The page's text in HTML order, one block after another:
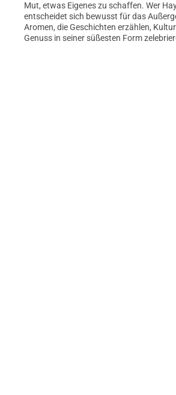
Mut, etwas Eigenes zu schaffen. Wer
entscheidet sich bewusst für das
Aromen, die Geschichten erzählen,
Genuss in seiner süßesten Form